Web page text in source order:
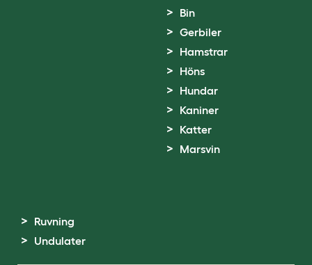
Bin
Gerbiler
Hamstrar
Höns
Hundar
Kaniner
Katter
Marsvin
Ruvning
Undulater